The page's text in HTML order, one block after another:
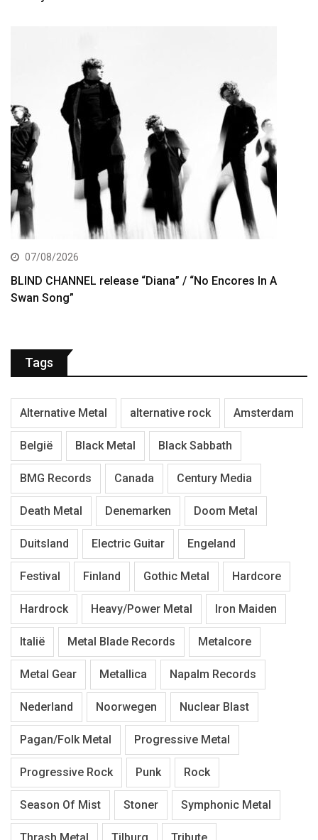
07/08/2026
BLIND CHANNEL release “Diana” / “No Encores In A
Swan Song”
Tags
Alternative Metal alternative rock Amsterdam
België Black Metal Black Sabbath
BMG Records Canada Century Media
Death Metal Denemarken Doom Metal
Duitsland Electric Guitar Engeland
Festival Finland Gothic Metal Hardcore
Hardrock Heavy/Power Metal Iron Maiden
Italië Metal Blade Records Metalcore
Metal Gear Metallica Napalm Records
Nederland Noorwegen Nuclear Blast
Pagan/Folk Metal Progressive Metal
Progressive Rock Punk Rock
Season Of Mist Stoner Symphonic Metal